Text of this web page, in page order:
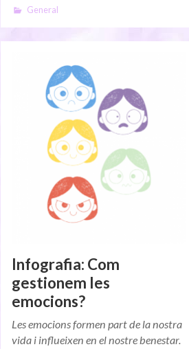
General
Infografia: Com
gestionem les
emocions?
Les emocions formen part de la nostra
vida i influeixen en el nostre benestar.